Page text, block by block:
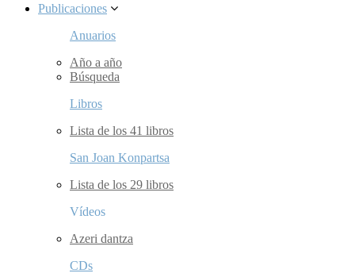
Publicaciones
Anuarios
Año a año
Búsqueda
Libros
Lista de los 41 libros
San Joan Konpartsa
Lista de los 29 libros
Vídeos
Azeri dantza
CDs